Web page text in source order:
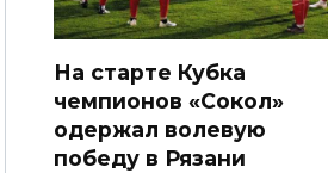
На старте Кубка
чемпионов «Сокол»
одержал волевую
победу в Рязани